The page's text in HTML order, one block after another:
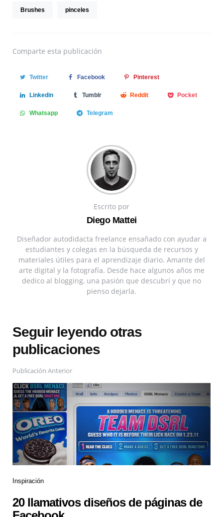
Brushes pinceles
Comparte esta publicación
Twitter Facebook Pinterest
Linkedin Tumblr Reddit Pocket
Whatsapp Telegram
Escrito por
Diego Mattei
Diseñador autodidacta freelance ensañado con ayudar a
estudiantes y colegas en la búsqueda de recursos y
materiales útiles para el aprendizaje diario. Amante del
arte digital y la fotografía. Desde hace algunos años me
dedico al blogging, una pasión que descubrí y que no
pienso dejarla.
Seguir leyendo otras
publicaciones
Publicación Anterior
Inspiración
20 llamativos diseños de páginas de